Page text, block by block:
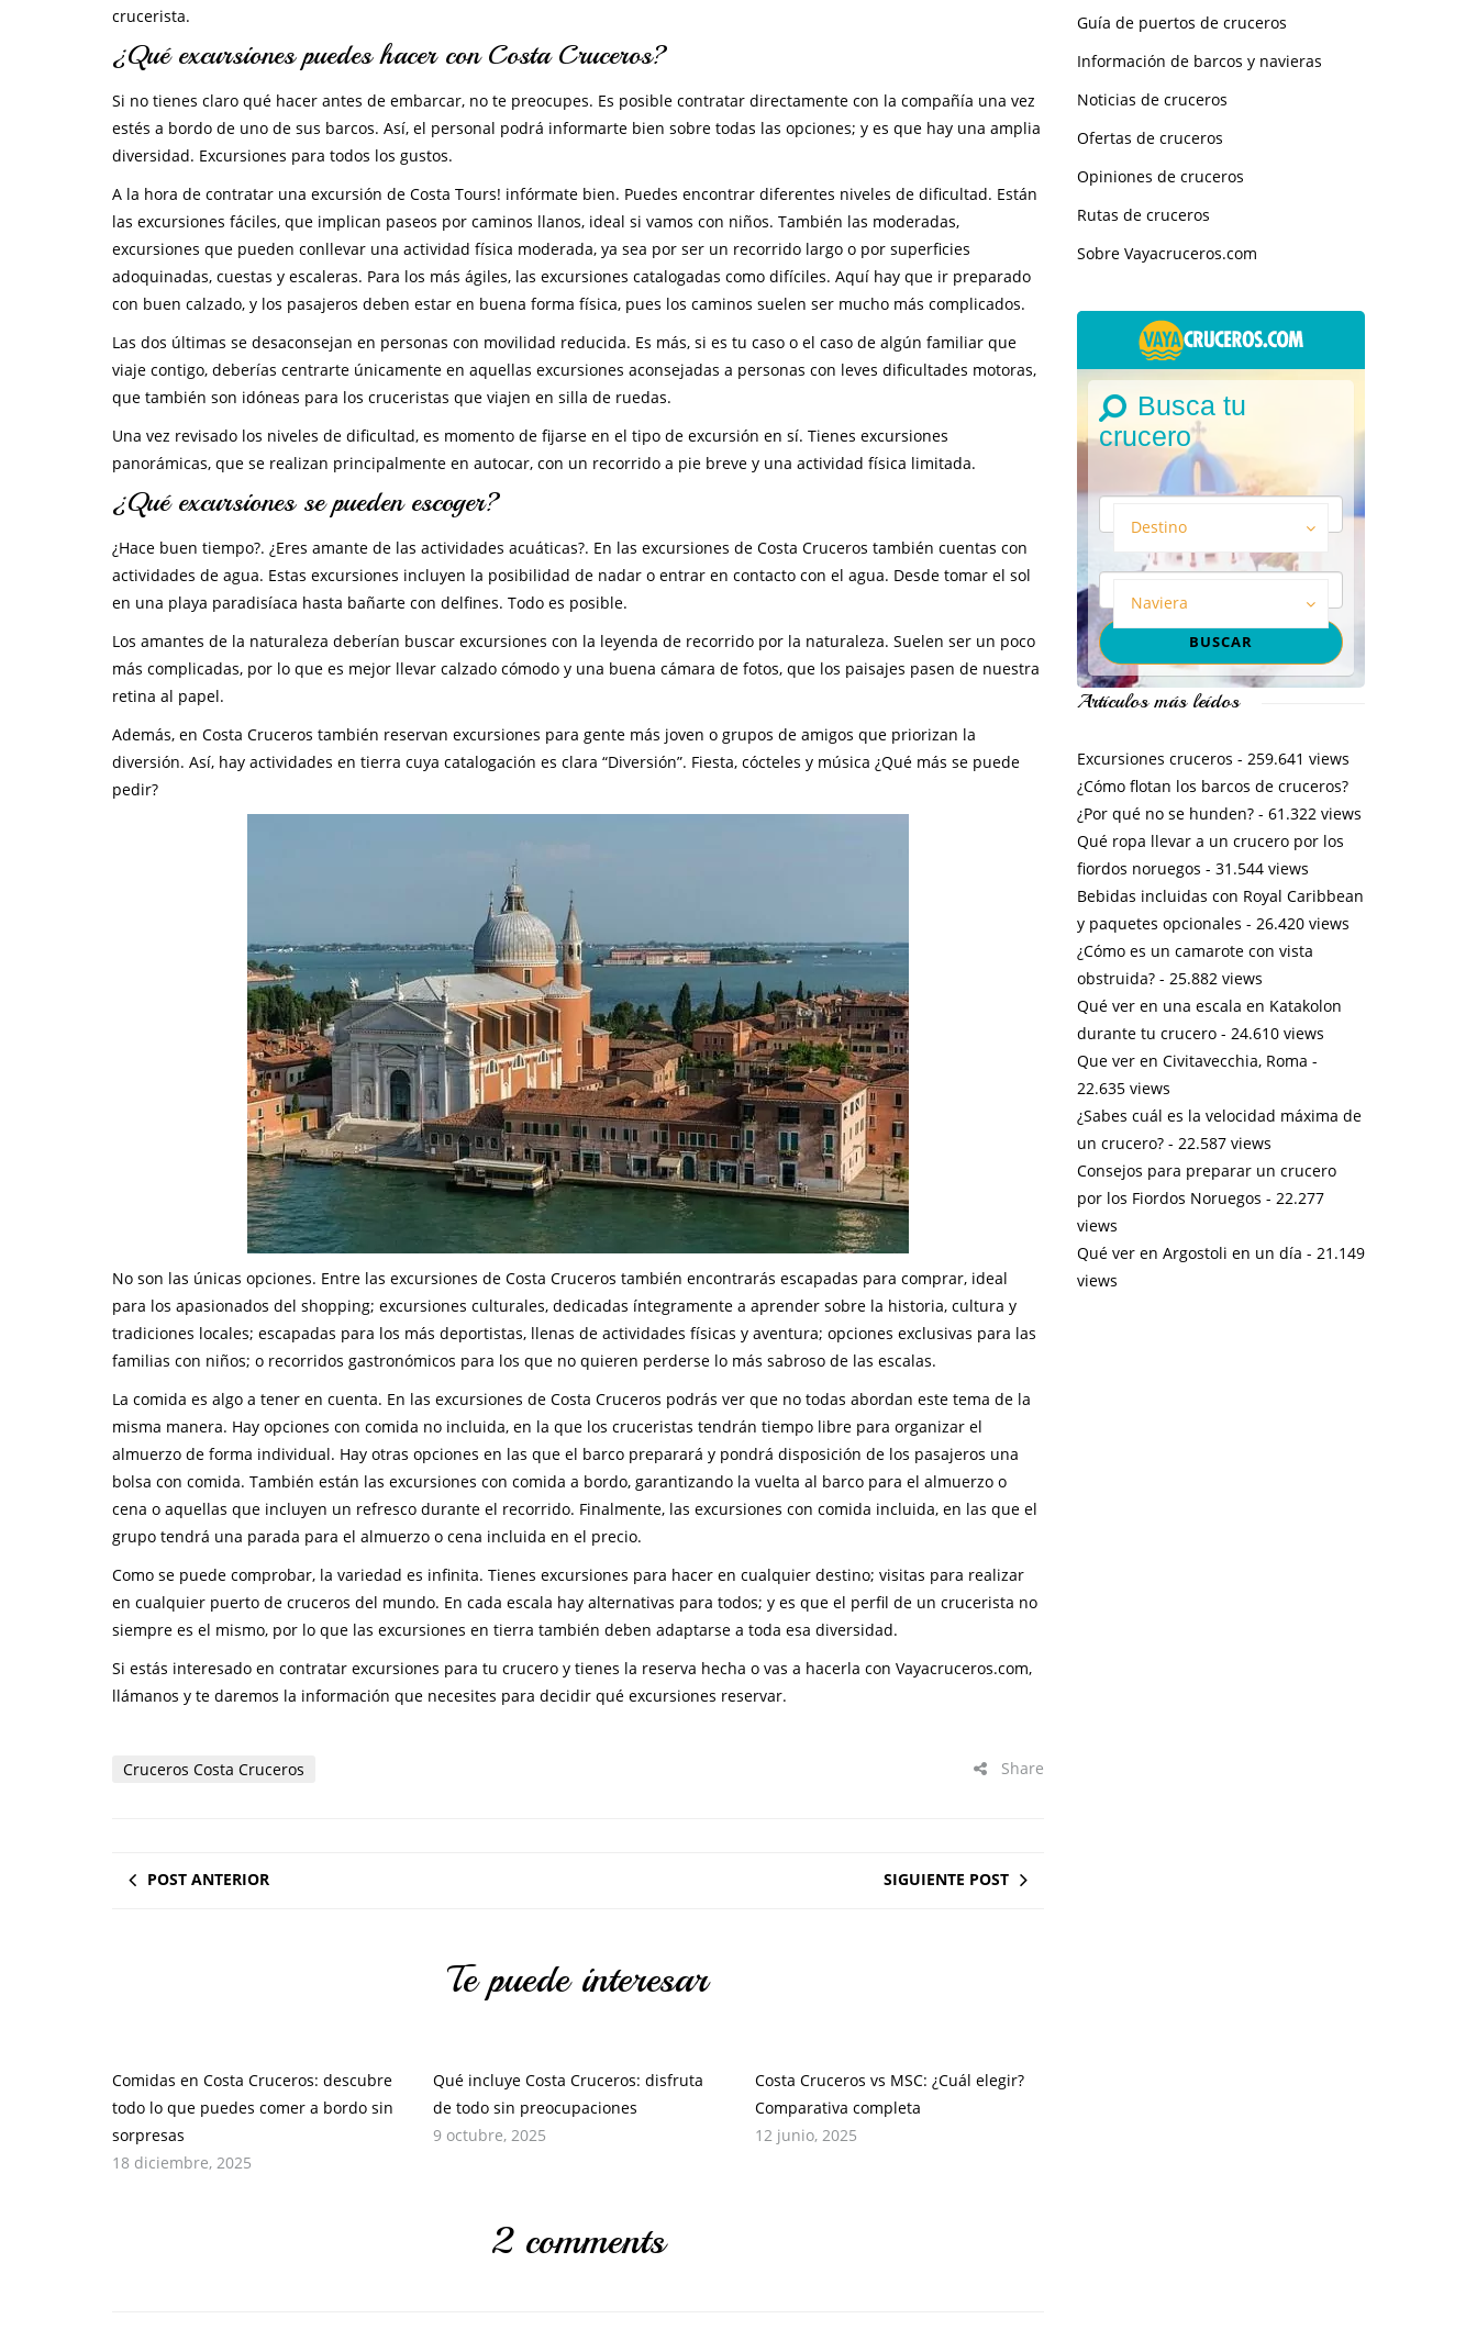
crucerista.
¿Qué excursiones puedes hacer con Costa Cruceros?
Si no tienes claro qué hacer antes de embarcar, no te preocupes. Es posible contratar directamente con la compañía una vez
estés a bordo de uno de sus barcos. Así, el personal podrá informarte bien sobre todas las opciones; y es que hay una amplia
diversidad. Excursiones para todos los gustos.
A la hora de contratar una excursión de Costa Tours! infórmate bien. Puedes encontrar diferentes niveles de dificultad. Están
las excursiones fáciles, que implican paseos por caminos llanos, ideal si vamos con niños. También las moderadas,
excursiones que pueden conllevar una actividad física moderada, ya sea por ser un recorrido largo o por superficies
adoquinadas, cuestas y escaleras. Para los más ágiles, las excursiones catalogadas como difíciles. Aquí hay que ir preparado
con buen calzado, y los pasajeros deben estar en buena forma física, pues los caminos suelen ser mucho más complicados.
Las dos últimas se desaconsejan en personas con movilidad reducida. Es más, si es tu caso o el caso de algún familiar que
viaje contigo, deberías centrarte únicamente en aquellas excursiones aconsejadas a personas con leves dificultades motoras,
que también son idóneas para los cruceristas que viajen en silla de ruedas.
Una vez revisado los niveles de dificultad, es momento de fijarse en el tipo de excursión en sí. Tienes excursiones
panorámicas, que se realizan principalmente en autocar, con un recorrido a pie breve y una actividad física limitada.
¿Qué excursiones se pueden escoger?
¿Hace buen tiempo?. ¿Eres amante de las actividades acuáticas?. En las excursiones de Costa Cruceros también cuentas con
actividades de agua. Estas excursiones incluyen la posibilidad de nadar o entrar en contacto con el agua. Desde tomar el sol
en una playa paradisíaca hasta bañarte con delfines. Todo es posible.
Los amantes de la naturaleza deberían buscar excursiones con la leyenda de recorrido por la naturaleza. Suelen ser un poco
más complicadas, por lo que es mejor llevar calzado cómodo y una buena cámara de fotos, que los paisajes pasen de nuestra
retina al papel.
Además, en Costa Cruceros también reservan excursiones para gente más joven o grupos de amigos que priorizan la
diversión. Así, hay actividades en tierra cuya catalogación es clara “Diversión”. Fiesta, cócteles y música ¿Qué más se puede
pedir?
No son las únicas opciones. Entre las excursiones de Costa Cruceros también encontrarás escapadas para comprar, ideal
para los apasionados del shopping; excursiones culturales, dedicadas íntegramente a aprender sobre la historia, cultura y
tradiciones locales; escapadas para los más deportistas, llenas de actividades físicas y aventura; opciones exclusivas para las
familias con niños; o recorridos gastronómicos para los que no quieren perderse lo más sabroso de las escalas.
La comida es algo a tener en cuenta. En las excursiones de Costa Cruceros podrás ver que no todas abordan este tema de la
misma manera. Hay opciones con comida no incluida, en la que los cruceristas tendrán tiempo libre para organizar el
almuerzo de forma individual. Hay otras opciones en las que el barco preparará y pondrá disposición de los pasajeros una
bolsa con comida. También están las excursiones con comida a bordo, garantizando la vuelta al barco para el almuerzo o
cena o aquellas que incluyen un refresco durante el recorrido. Finalmente, las excursiones con comida incluida, en las que el
grupo tendrá una parada para el almuerzo o cena incluida en el precio.
Como se puede comprobar, la variedad es infinita. Tienes excursiones para hacer en cualquier destino; visitas para realizar
en cualquier puerto de cruceros del mundo. En cada escala hay alternativas para todos; y es que el perfil de un crucerista no
siempre es el mismo, por lo que las excursiones en tierra también deben adaptarse a toda esa diversidad.
Si estás interesado en contratar excursiones para tu crucero y tienes la reserva hecha o vas a hacerla con Vayacruceros.com,
llámanos y te daremos la información que necesites para decidir qué excursiones reservar.
Cruceros Costa Cruceros Share
POST ANTERIOR SIGUIENTE POST
Te puede interesar
Comidas en Costa Cruceros: descubre
todo lo que puedes comer a bordo sin
sorpresas
18 diciembre, 2025
Qué incluye Costa Cruceros: disfruta
de todo sin preocupaciones
9 octubre, 2025
Costa Cruceros vs MSC: ¿Cuál elegir?
Comparativa completa
12 junio, 2025
2 comments
Guía de puertos de cruceros
Información de barcos y navieras
Noticias de cruceros
Ofertas de cruceros
Opiniones de cruceros
Rutas de cruceros
Sobre Vayacruceros.com
Busca tu
crucero
Destino
Naviera
Artículos más leídos
Excursiones cruceros - 259.641 views
¿Cómo flotan los barcos de cruceros?
¿Por qué no se hunden?- 61.322 views
Qué ropa llevar a un crucero por los
fiordos noruegos - 31.544 views
Bebidas incluidas con Royal Caribbean
y paquetes opcionales - 26.420 views
¿Cómo es un camarote con vista
obstruida?- 25.882 views
Qué ver en una escala en Katakolon
durante tu crucero- 24.610 views
Que ver en Civitavecchia, Roma -
22.635 views
¿Sabes cuál es la velocidad máxima de
un crucero?- 22.587 views
Consejos para preparar un crucero
por los Fiordos Noruegos - 22.277
views
Qué ver en Argostoli en un día - 21.149
views